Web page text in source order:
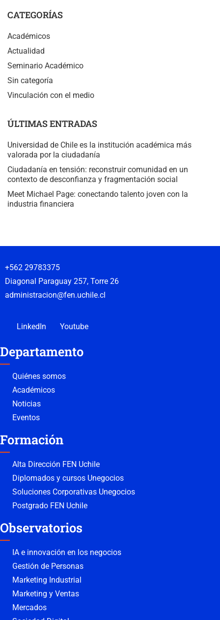
CATEGORÍAS
Académicos
Actualidad
Seminario Académico
Sin categoría
Vinculación con el medio
ÚLTIMAS ENTRADAS
Universidad de Chile es la institución académica más
valorada por la ciudadanía
Ciudadanía en tensión: reconstruir comunidad en un
contexto de desconfianza y fragmentación social
Meet Michael Page: conectando talento joven con la
industria financiera
+562 29783375
Diagonal Paraguay 257, Torre 26
administracion@fen.uchile.cl
LinkedIn Youtube
Departamento
Quiénes somos
Académicos
Noticias
Eventos
Formación
Alta Dirección FEN Uchile
Diplomados y cursos Unegocios
Soluciones Corporativas Unegocios
Postgrado FEN Uchile
Observatorios
IA e innovación en los negocios
Gestión de Personas
Marketing Industrial
Marketing y Ventas
Mercados